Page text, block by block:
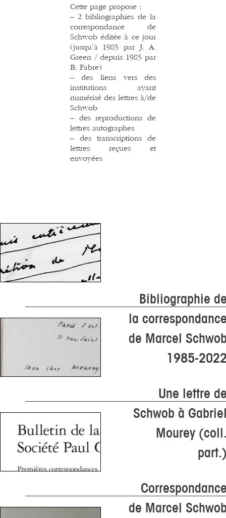
Cette page propose :
– 2 bibliographies de la
correspondance de
Schwob éditée à ce jour
(jusqu’à 1985 par J. A.
Green / depuis 1985 par
B. Fabre)
– des liens vers des
institutions ayant
numérisé des lettres à/de
Schwob
– des reproductions de
lettres autographes
– des transcriptions de
lettres reçues et
envoyées
Bibliographie
la
de Marcel
1985-
Une lettre
Schwob à
Mourey
de Marcel